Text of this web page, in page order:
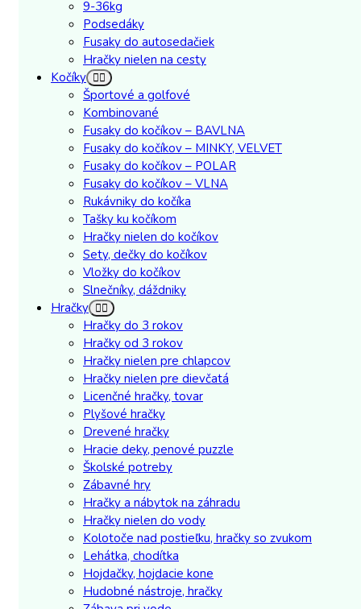
9-36kg
Podsedáky
Fusaky do autosedačiek
Hračky nielen na cesty
Kočíky
Športové a golfové
Kombinované
Fusaky do kočíkov – BAVLNA
Fusaky do kočíkov – MINKY, VELVET
Fusaky do kočíkov – POLAR
Fusaky do kočíkov – VLNA
Rukávniky do kočíka
Tašky ku kočíkom
Hračky nielen do kočíkov
Sety, dečky do kočíkov
Vložky do kočíkov
Slnečníky, dáždniky
Hračky
Hračky do 3 rokov
Hračky od 3 rokov
Hračky nielen pre chlapcov
Hračky nielen pre dievčatá
Licenčné hračky, tovar
Plyšové hračky
Drevené hračky
Hracie deky, penové puzzle
Školské potreby
Zábavné hry
Hračky a nábytok na záhradu
Hračky nielen do vody
Kolotoče nad postieľku, hračky so zvukom
Lehátka, chodítka
Hojdačky, hojdacie kone
Hudobné nástroje, hračky